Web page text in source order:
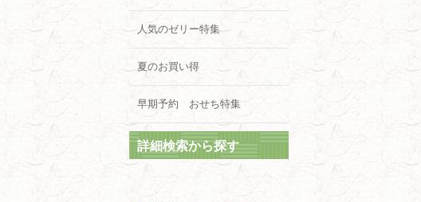
人気のゼリー特集
夏のお買い得
早期予約 おせち特集
詳細検索から探す